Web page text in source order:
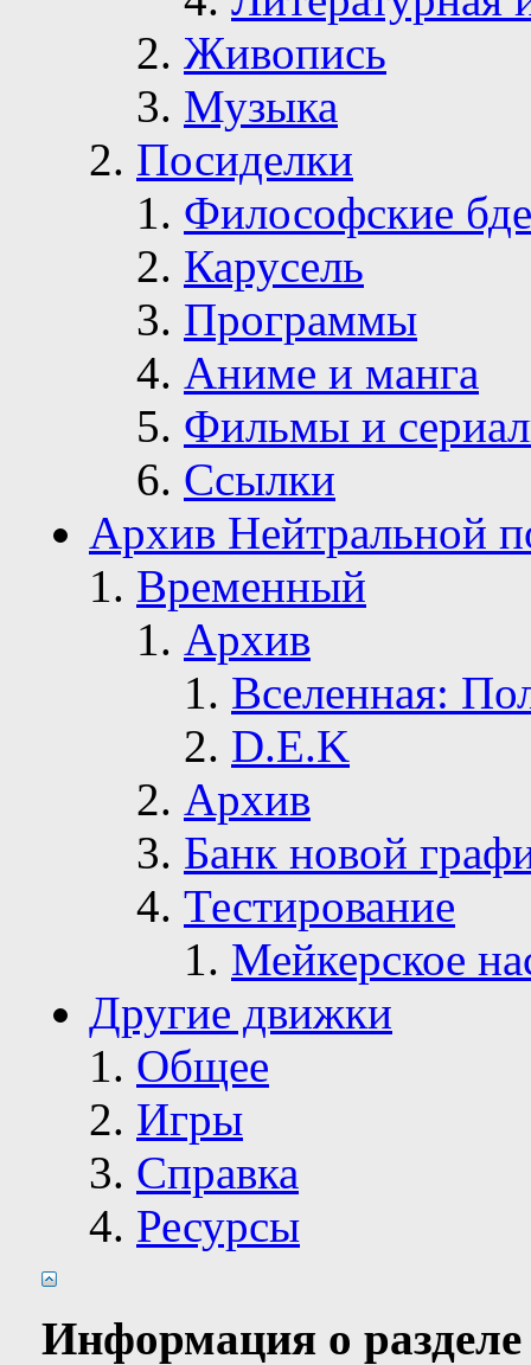
Живопись
Музыка
Посиделки
Философские
Карусель
Программы
Аниме и манга
Фильмы и
Ссылки
Архив Нейтральной
Временный
Архив
Вселенная:
D.E.K
Архив
Банк новой
Тестирование
Мейкерское
Другие движки
Общее
Игры
Справка
Ресурсы
Информация о